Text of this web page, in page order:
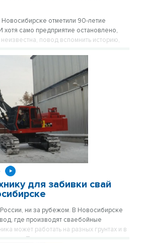
отметили 90-летие
само предприятие остановлено,
повод вспомнить историю,
для забивки свай
ни за рубежом. В Новосибирске
где производят сваебойные
может работать на разных грунтах и в
При этом стоит дешевле